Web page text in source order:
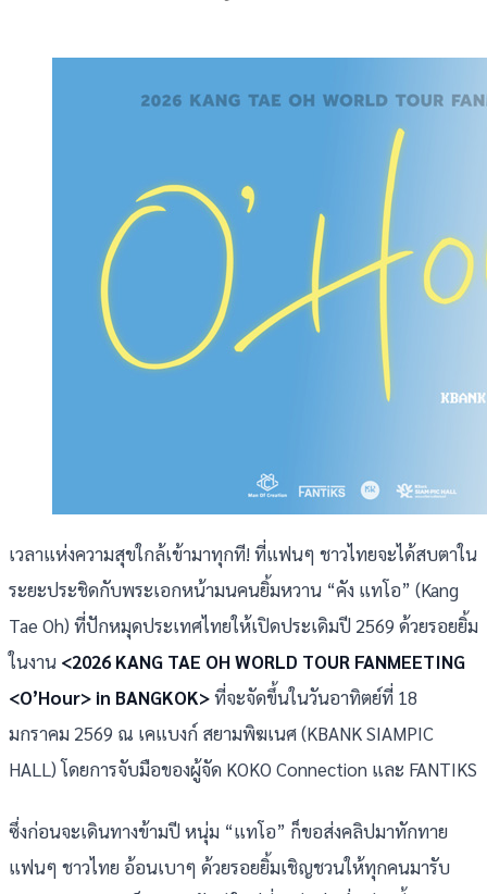
เวลาแห่งความสุขใกล้เข้ามาทุกที! ที่แฟนๆ ชาวไทยจะได้สบตาใน
ระยะประชิดกับพระเอกหน้ามนคนยิ้มหวาน “คัง แทโอ” (Kang
Tae Oh) ที่ปักหมุดประเทศไทยให้เปิดประเดิมปี 2569 ด้วยรอยยิ้ม
ในงาน <2026 KANG TAE OH WORLD TOUR FANMEETING
<O’Hour> in BANGKOK>ที่จะจัดขึ้นในวันอาทิตย์ที่ 18
มกราคม 2569 ณ เคแบงก์ สยามพิฆเนศ (KBANK SIAMPIC
HALL) โดยการจับมือของผู้จัด KOKO Connection และ FANTIKS
ซึ่งก่อนจะเดินทางข้ามปี หนุ่ม “แทโอ” ก็ขอส่งคลิปมาทักทาย
แฟนๆ ชาวไทย อ้อนเบาๆ ด้วยรอยยิ้มเชิญชวนให้ทุกคนมารับ